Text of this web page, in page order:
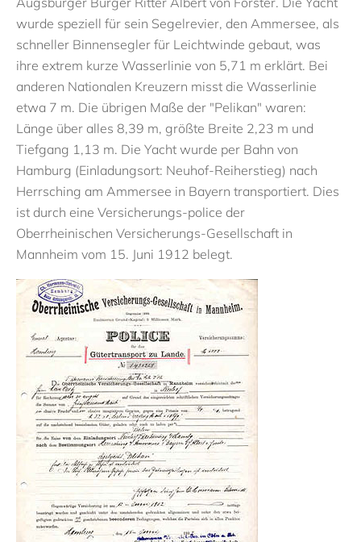
wurde speziell für sein Segelrevier, den Ammersee, als
schneller Binnensegler für Leichtwinde gebaut, was
ihre extrem kurze Wasserlinie von 5,71 m erklärt. Bei
anderen Nationalen Kreuzern misst die Wasserlinie
etwa 7 m. Die übrigen Maße der "Pelikan" waren:
Länge über alles 8,39 m, größte Breite 2,23 m und
Tiefgang 1,13 m. Die Yacht wurde per Bahn von
Hamburg (Einladungsort: Neuhof-Reiherstieg) nach
Herrsching am Ammersee in Bayern transportiert. Dies
ist durch eine Versicherungs-police der
Oberrheinischen Versicherungs-Gesellschaft in
Mannheim vom 15. Juni 1912 belegt.